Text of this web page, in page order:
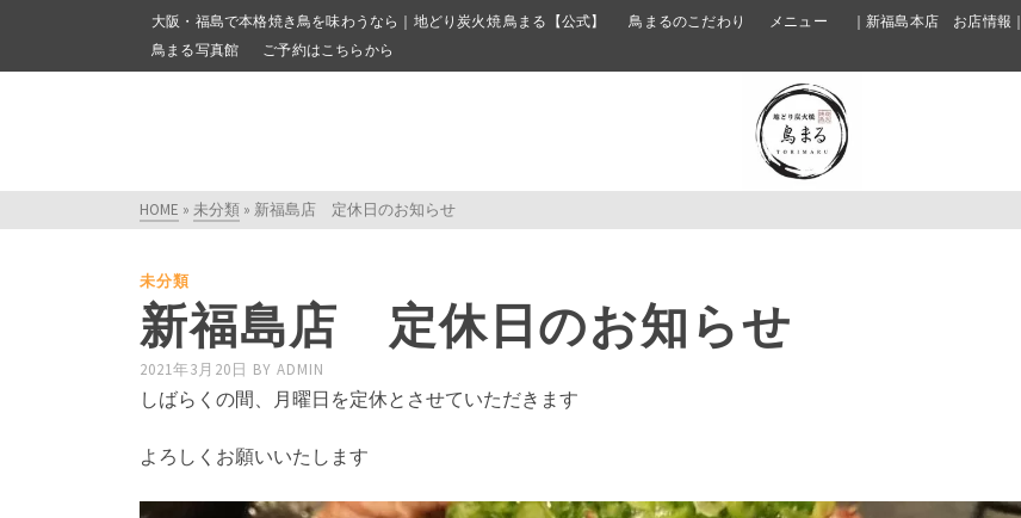
大阪・福島で本格焼き鳥を味わうなら｜地どり炭火焼 鳥まる【公式】 鳥まるのこだわり メニュー ｜新福島本店 お店情報｜
鳥まる写真館
ご予約はこちらから
HOME » 未分類 » 新福島店 定休日のお知らせ
未分類
新福島店 定休日のお知らせ
2021年3月20日 BY ADMIN
しばらくの間、月曜日を定休とさせていただきます
よろしくお願いいたします